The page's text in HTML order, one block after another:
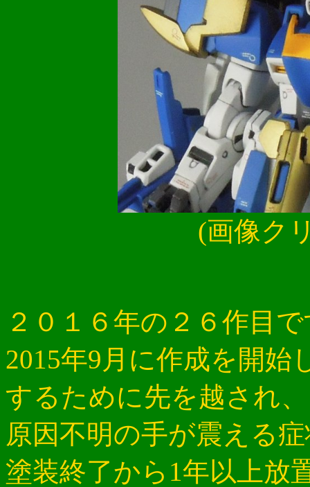
(画像ク
２０１６年の２６作目
2015年9月に作成を開始
するために先を越され、
原因不明の手が震える
塗装終了から1年以上放